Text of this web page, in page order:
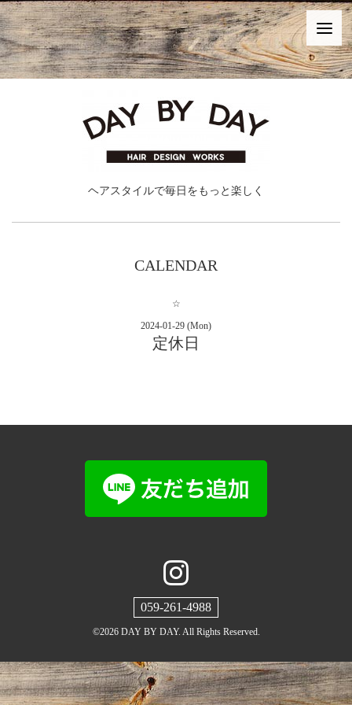
ヘアスタイルで毎日をもっと楽しく
CALENDAR
☆
2024-01-29 (Mon)
定休日
059-261-4988
©2026 DAY BY DAY. All Rights Reserved.